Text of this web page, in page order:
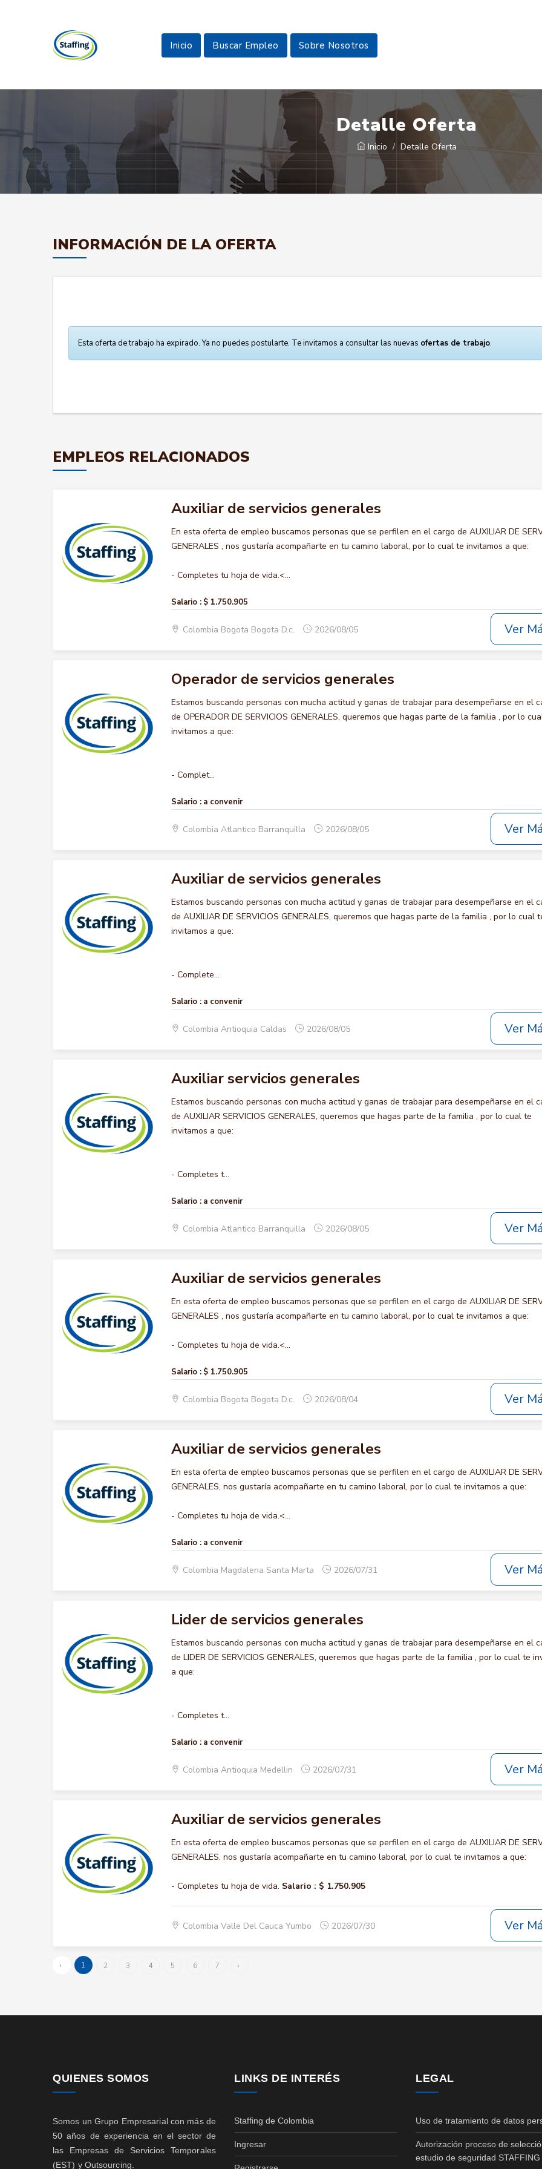
Inicio Buscar Empleo Sobre Nosotros
Detalle Oferta
Inicio Detalle Oferta
INFORMACIÓN DE LA OFERTA
Esta oferta de trabajo ha expirado. Ya no puedes postularte. Te invitamos a consultar las nuevas ofertas de trabajo.
EMPLEOS RELACIONADOS
Auxiliar de servicios generales
En esta oferta de empleo buscamos personas que se perfilen en el cargo de AUXILIAR DE
GENERALES , nos gustaría acompañarte en tu camino laboral, por lo cual te invitamos a que:
- Completes tu hoja de vida.<...
Salario : $ 1.750.905
Colombia Bogota Bogota D.c. 2026/08/05 Ver
Operador de servicios generales
Estamos buscando personas con mucha actitud y ganas de trabajar para desempeñarse en el
de OPERADOR DE SERVICIOS GENERALES, queremos que hagas parte de la familia , por lo
invitamos a que:
- Complet...
Salario : a convenir
Colombia Atlantico Barranquilla 2026/08/05 Ver
Auxiliar de servicios generales
Estamos buscando personas con mucha actitud y ganas de trabajar para desempeñarse en el
de AUXILIAR DE SERVICIOS GENERALES, queremos que hagas parte de la familia , por lo cual
invitamos a que:
- Complete...
Salario : a convenir
Colombia Antioquia Caldas 2026/08/05 Ver
Auxiliar servicios generales
Estamos buscando personas con mucha actitud y ganas de trabajar para desempeñarse en el
de AUXILIAR SERVICIOS GENERALES, queremos que hagas parte de la familia , por lo cual te
invitamos a que:
- Completes t...
Salario : a convenir
Colombia Atlantico Barranquilla 2026/08/05 Ver
Auxiliar de servicios generales
En esta oferta de empleo buscamos personas que se perfilen en el cargo de AUXILIAR DE
GENERALES , nos gustaría acompañarte en tu camino laboral, por lo cual te invitamos a que:
- Completes tu hoja de vida.<...
Salario : $ 1.750.905
Colombia Bogota Bogota D.c. 2026/08/04 Ver
Auxiliar de servicios generales
En esta oferta de empleo buscamos personas que se perfilen en el cargo de AUXILIAR DE
GENERALES, nos gustaría acompañarte en tu camino laboral, por lo cual te invitamos a que:
- Completes tu hoja de vida.<...
Salario : a convenir
Colombia Magdalena Santa Marta 2026/07/31 Ver
Lider de servicios generales
Estamos buscando personas con mucha actitud y ganas de trabajar para desempeñarse en el
de LIDER DE SERVICIOS GENERALES, queremos que hagas parte de la familia , por lo cual te
a que:
- Completes t...
Salario : a convenir
Colombia Antioquia Medellin 2026/07/31 Ver
Auxiliar de servicios generales
En esta oferta de empleo buscamos personas que se perfilen en el cargo de AUXILIAR DE
GENERALES, nos gustaría acompañarte en tu camino laboral, por lo cual te invitamos a que:
- Completes tu hoja de vida. Salario : $ 1.750.905
Colombia Valle Del Cauca Yumbo 2026/07/30 Ver
‹ 1 2 3 4 5 6 7 ›
QUIENES SOMOS
Somos un Grupo Empresarial con más de
50 años de experiencia en el sector de
las Empresas de Servicios Temporales
(EST) y Outsourcing.
LINKS DE INTERÉS
Staffing de Colombia
Ingresar
LEGAL
Uso de tratamiento de datos
Autorización proceso de
estudio de seguridad STAFFING